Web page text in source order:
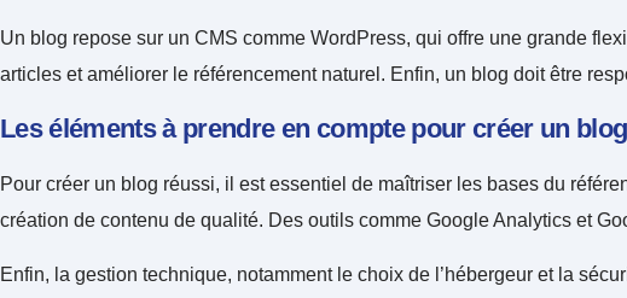
Un blog repose sur un CMS comme WordPress, qui offre une grande
articles et améliorer le référencement naturel. Enfin, un blog doit être
Les éléments à prendre en compte pour créer un
Pour créer un blog réussi, il est essentiel de maîtriser les bases du
création de contenu de qualité. Des outils comme Google Analytics et
Enfin, la gestion technique, notamment le choix de l’hébergeur et la